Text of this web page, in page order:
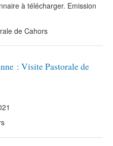
à télécharger. Emission
de Cahors
: Visite Pastorale de